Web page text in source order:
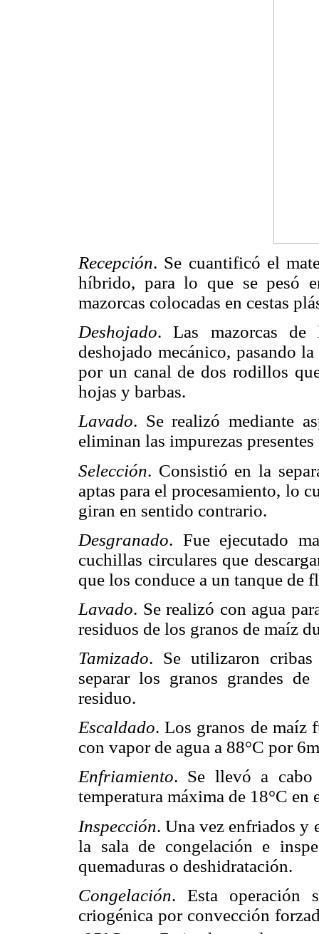
Recepción. Se cuantificó el
híbrido, para lo que se pesó
mazorcas colocadas en cestas
Deshojado. Las mazorcas de
deshojado mecánico, pasando
por un canal de dos rodillos
hojas y barbas.
Lavado. Se realizó mediante
eliminan las impurezas
Selección. Consistió en la
aptas para el procesamiento, lo
giran en sentido contrario.
Desgranado. Fue ejecutado
cuchillas circulares que
que los conduce a un tanque de
Lavado. Se realizó con agua
residuos de los granos de maíz
Tamizado. Se utilizaron
separar los granos grandes
residuo.
Escaldado. Los granos de maíz
con vapor de agua a 88°C por
Enfriamiento. Se llevó a cabo
temperatura máxima de 18°C en
Inspección. Una vez enfriados y
la sala de congelación e
quemaduras o deshidratación.
Congelación. Esta operación
criogénica por convección